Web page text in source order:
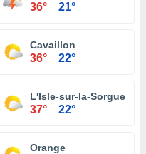
36° 21°
Cavaillon
36° 22°
L'Isle-sur-la-Sorgue
37° 22°
Orange